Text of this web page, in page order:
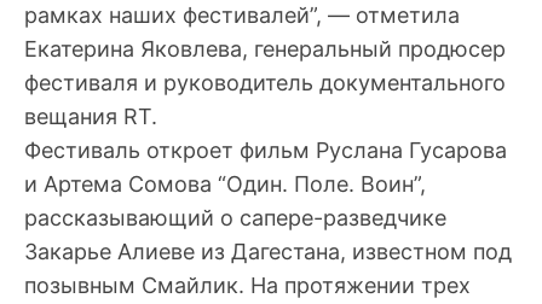
рамках наших фестивалей”, — отметила
Екатерина Яковлева, генеральный продюсер
фестиваля и руководитель документального
вещания RT.
Фестиваль откроет фильм Руслана Гусарова
и Артема Сомова “Один. Поле. Воин”,
рассказывающий о сапере-разведчике
Закарье Алиеве из Дагестана, известном под
позывным Смайлик. На протяжении трех